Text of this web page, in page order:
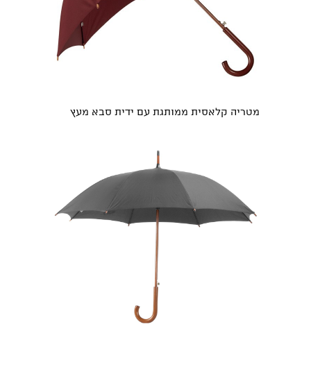
מטריה קלאסית ממותגת עם ידית סבא מעץ